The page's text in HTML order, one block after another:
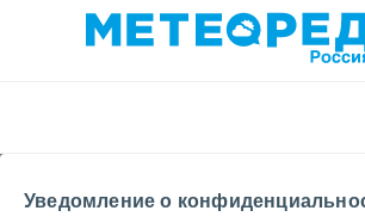
Уведомление о